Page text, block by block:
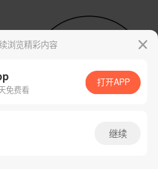
App免费看
浏览精彩内容
免费看
打开APP
继续